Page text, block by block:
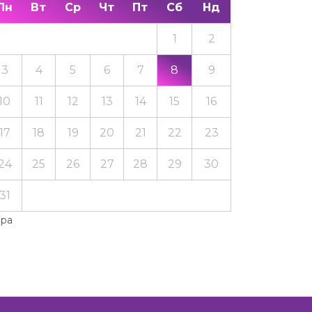
Вт Ср Чт Пт Сб Нд
1 2
3 4 5 6 7 8 9
11 12 13 14 15 16
18 19 20 21 22 23
25 26 27 28 29 30